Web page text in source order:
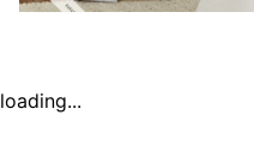
loading...